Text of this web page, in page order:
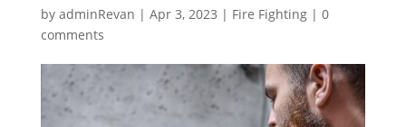
by adminRevan | Apr 3, 2023 | Fire Fighting| 0
comments